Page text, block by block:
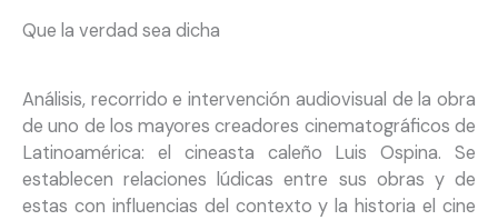
Que la verdad sea dicha
Análisis, recorrido e intervención audiovisual de la obra
de uno de los mayores creadores cinematográficos de
Latinoamérica: el cineasta caleño Luis Ospina. Se
establecen relaciones lúdicas entre sus obras y de
estas con influencias del contexto y la historia el cine